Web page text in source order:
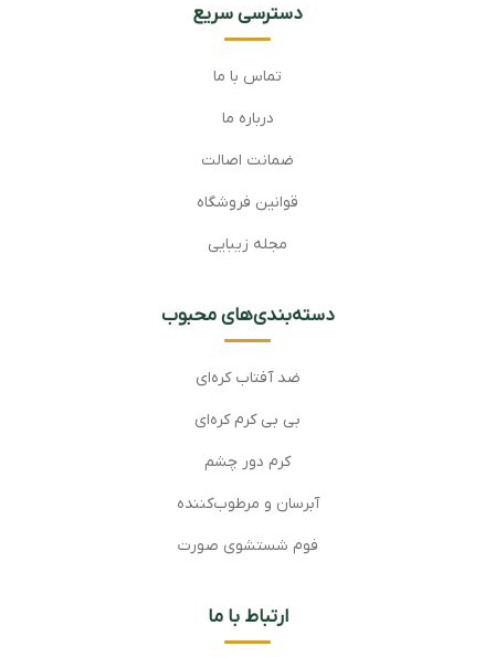
دسترسی سریع
تماس با ما
درباره ما
ضمانت اصالت
قوانین فروشگاه
مجله زیبایی
دسته‌بندی‌های محبوب
ضد آفتاب کره‌ای
بی بی کرم کره‌ای
کرم دور چشم
آبرسان و مرطوب‌کننده
فوم شستشوی صورت
ارتباط با ما